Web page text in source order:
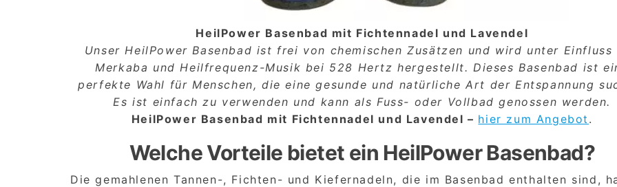
HeilPower Basenbad mit Fichtennadel und Lavendel
Unser HeilPower Basenbad ist frei von chemischen Zusätzen und wird unter Einfluss
Merkaba und Heilfrequenz-Musik bei 528 Hertz hergestellt. Dieses Basenbad ist
perfekte Wahl für Menschen, die eine gesunde und natürliche Art der Entspannung
Es ist einfach zu verwenden und kann als Fuss- oder Vollbad genossen werden.
HeilPower Basenbad mit Fichtennadel und Lavendel – hier zum Angebot .
Welche Vorteile bietet ein HeilPower Basenbad?
Die gemahlenen Tannen-, Fichten- und Kiefernadeln, die im Basenbad enthalten sind,